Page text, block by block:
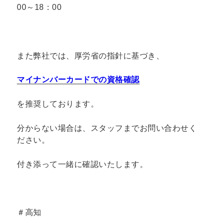
00～18：00
また弊社では、厚労省の指針に基づき、
マイナンバーカードでの資格確認
を推奨しております。
分からない場合は、スタッフまでお問い合わせく
ださい。
付き添って一緒に確認いたします。
＃高知